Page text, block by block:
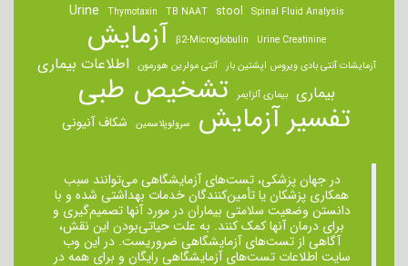
Spinal Fluid Analysis
stool
TB NAAT
Thymotaxin
Urine
Urine Creatinine
β2-Microglobulin آزمایش
آزمایشات آنتی بادی ویروس اپشتین بار آنتی مولرین هورمون اطلاعات بیماری
بیماری بیماری آلزایمر تشخیص طبی
تفسیر آزمایش سرولوپلاسمین شکاف آنیونی
در جهان پزشکی، تست‌های آزمایشگاهی می‌توانند سبب
همکاری پزشکان یا تأمین‌کنندگان خدمات بهداشتی شده و با
دانستن وضعیت سلامتی بیماران در مورد آنها تصمیم‌گیری و
برای درمان ‌آنها کمک کنند. به علت حیاتی‌بودن این نقش،
آگاهی از تست‌های آزمایشگاهی ضروریست. در این وب
سایت اطلاعات تست‌های آزمایشگاهی رایگان و برای همه در